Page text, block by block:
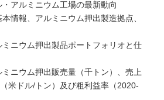
アルミニウム工場の最新動向
情報、アルミニウム押出製造拠点、
ニウム押出製品ポートフォリオと仕
ニウム押出販売量（千トン）、売上
米ドル/トン）及び粗利益率（2020-